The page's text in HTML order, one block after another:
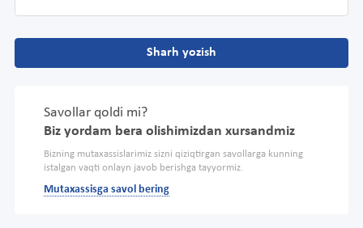
Sharh yozish
Savollar qoldi mi?
Biz yordam bera olishimizdan xursandmiz
Bizning mutaxassislarimiz sizni qiziqtirgan savollarga kunning
istalgan vaqti onlayn javob berishga tayyormiz.
Mutaxassisga savol bering